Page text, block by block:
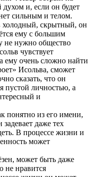
и, если он будет
сильным и телом.
холодный, скрытный, он
ему с большим
не нужно общество
чувствует
ему очень сложно найти
Исольва, сможет
сказать, что он
пустой личностью, а
и
понятно из его имени,
даже тех
В процессе жизни и
может
может быть даже
не нравится